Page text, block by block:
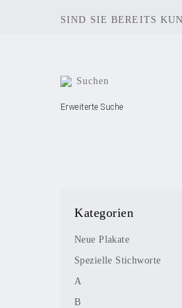
SIND SIE BEREITS
Erweiterte Suche
Kategorien
Neue Plakate
Spezielle Stichworte
A
B